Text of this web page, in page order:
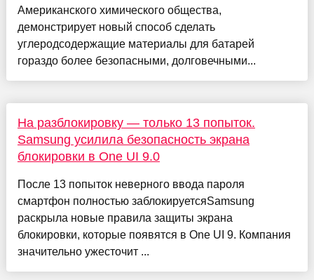
Американского химического общества,
демонстрирует новый способ сделать
углеродсодержащие материалы для батарей
гораздо более безопасными, долговечными...
На разблокировку — только 13 попыток.
Samsung усилила безопасность экрана
блокировки в One UI 9.0
После 13 попыток неверного ввода пароля
смартфон полностью заблокируетсяSamsung
раскрыла новые правила защиты экрана
блокировки, которые появятся в One UI 9. Компания
значительно ужесточит ...